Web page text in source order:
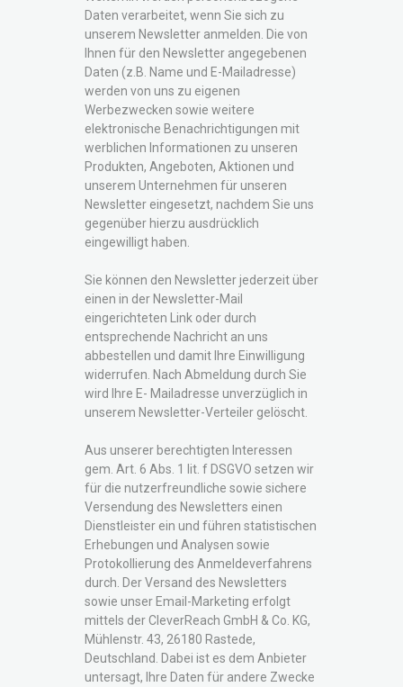
Daten verarbeitet, wenn Sie sich zu
unserem Newsletter anmelden. Die von
Ihnen für den Newsletter angegebenen
Daten (z.B. Name und E-Mailadresse)
werden von uns zu eigenen
Werbezwecken sowie weitere
elektronische Benachrichtigungen mit
werblichen Informationen zu unseren
Produkten, Angeboten, Aktionen und
unserem Unternehmen für unseren
Newsletter eingesetzt, nachdem Sie uns
gegenüber hierzu ausdrücklich
eingewilligt haben.
Sie können den Newsletter jederzeit über
einen in der Newsletter-Mail
eingerichteten Link oder durch
entsprechende Nachricht an uns
abbestellen und damit Ihre Einwilligung
widerrufen. Nach Abmeldung durch Sie
wird Ihre E- Mailadresse unverzüglich in
unserem Newsletter-Verteiler gelöscht.
Aus unserer berechtigten Interessen
gem. Art. 6 Abs. 1 lit. f DSGVO setzen wir
für die nutzerfreundliche sowie sichere
Versendung des Newsletters einen
Dienstleister ein und führen statistischen
Erhebungen und Analysen sowie
Protokollierung des Anmeldeverfahrens
durch. Der Versand des Newsletters
sowie unser Email-Marketing erfolgt
mittels der CleverReach GmbH & Co. KG,
Mühlenstr. 43, 26180 Rastede,
Deutschland. Dabei ist es dem Anbieter
untersagt, Ihre Daten für andere Zwecke